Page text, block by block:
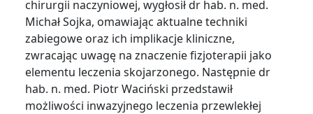
chirurgii naczyniowej, wygłosił dr hab. n. med.
Michał Sojka, omawiając aktualne techniki
zabiegowe oraz ich implikacje kliniczne,
zwracając uwagę na znaczenie fizjoterapii jako
elementu leczenia skojarzonego. Następnie dr
hab. n. med. Piotr Waciński przedstawił
możliwości inwazyjnego leczenia przewlekłej